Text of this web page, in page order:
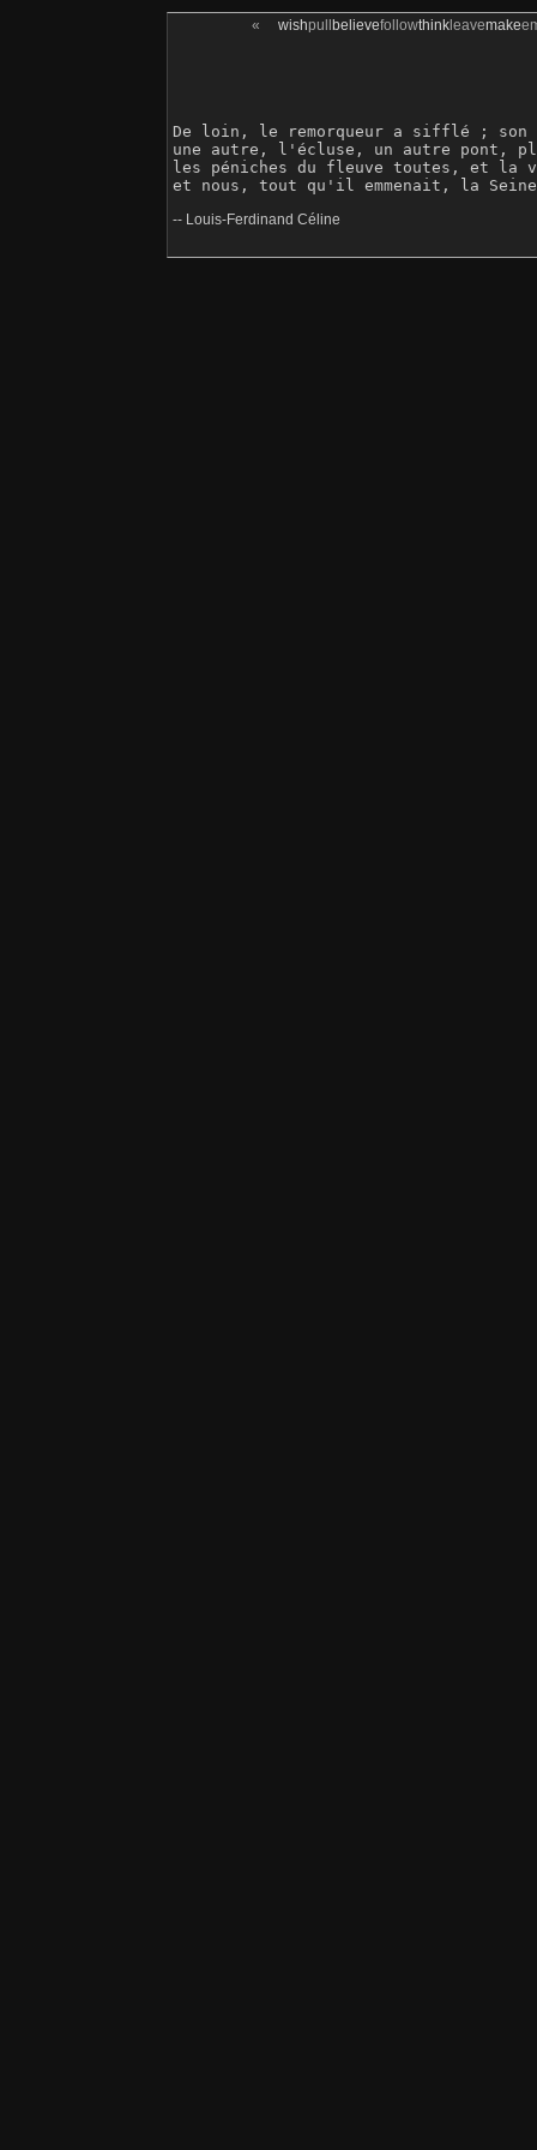
« wishpull believefollowthinkleavemake
De loin, le remorqueur a sifflé ; son
une autre, l'écluse, un autre
les péniches du fleuve toutes, et
-- Louis-Ferdinand Céline